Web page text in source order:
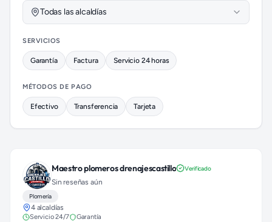
Todas las alcaldías
SERVICIOS
Garantía Factura Servicio 24 horas
MÉTODOS DE PAGO
Efectivo Transferencia Tarjeta
Maestro plomeros drenajescastillo Verificado
Sin reseñas aún
Plomería
4 alcaldías
Servicio 24/7
Garantía